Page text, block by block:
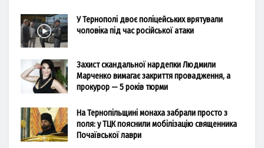
У Тернополі двоє поліцейських врятували
чоловіка під час російської атаки
Захист скандальної нардепки Людмили
Марченко вимагає закриття провадження, а
прокурор — 5 років тюрми
На Тернопільщині монаха забрали просто з
поля: у ТЦК пояснили мобілізацію священника
Почаївської лаври